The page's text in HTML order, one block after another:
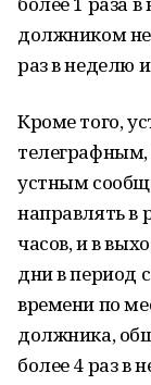
должником не
раз в неделю
Кроме того,
устным
направлять в
часов, и в
дни в период
времени по
должника,
более 4 раз в